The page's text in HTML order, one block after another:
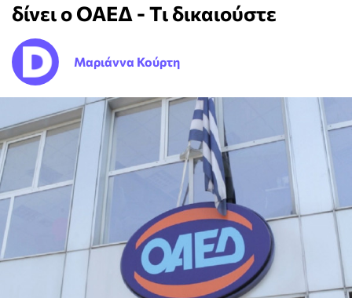
δίνει ο ΟΑΕΔ - Τι δικαιούστε
Μαριάννα Κούρτη